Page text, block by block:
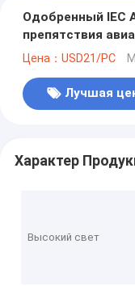
Одобренный IEC
препятствия
Цена：USD21/PC
Лучшая
Характер
Высокий свет